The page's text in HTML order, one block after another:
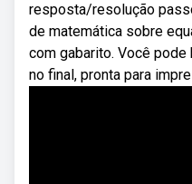
resposta/resolução
de matemática sobre
com gabarito. Você
no final, pronta para